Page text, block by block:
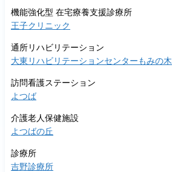
機能強化型 在宅療養支援診療所
王子クリニック
通所リハビリテーション
大東リハビリテーションセンターもみの木
訪問看護ステーション
よつば
介護老人保健施設
よつばの丘
診療所
吉野診療所